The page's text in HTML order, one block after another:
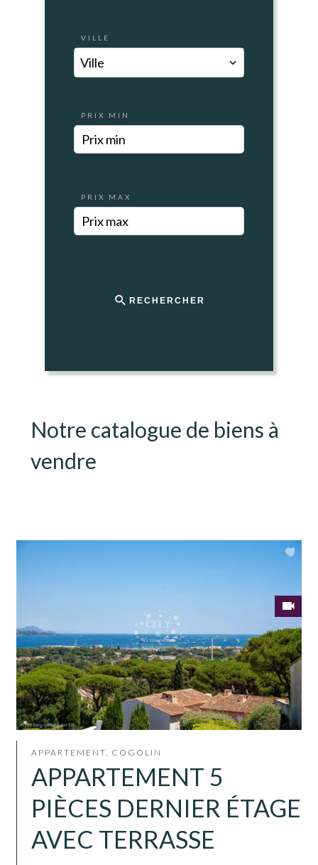
Notre catalogue de biens à
vendre
APPARTEMENT, COGOLIN
APPARTEMENT 5
PIÈCES DERNIER ÉTAGE
AVEC TERRASSE
VILLE
Ville
PRIX MIN
PRIX MAX
RECHERCHER